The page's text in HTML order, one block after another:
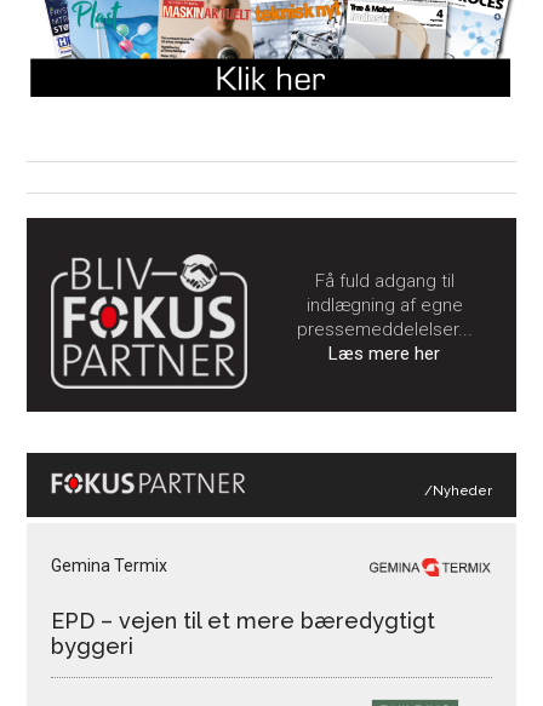
Få fuld adgang til
indlægning af egne
pressemeddelelser...
Læs mere her
/Nyheder
Gemina Termix
EPD – vejen til et mere bæredygtigt
byggeri